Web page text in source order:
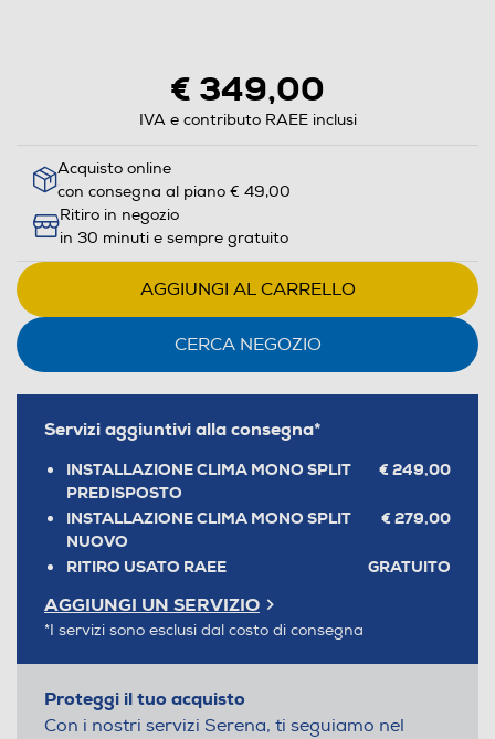
€ 349,00
IVA e contributo RAEE inclusi
Acquisto online
con consegna al piano € 49,00
Ritiro in negozio
in 30 minuti e sempre gratuito
AGGIUNGI AL CARRELLO
CERCA NEGOZIO
Servizi aggiuntivi alla consegna*
INSTALLAZIONE CLIMA MONO SPLIT
PREDISPOSTO
€ 249,00
INSTALLAZIONE CLIMA MONO SPLIT
NUOVO
€ 279,00
RITIRO USATO RAEE GRATUITO
AGGIUNGI UN SERVIZIO
*I servizi sono esclusi dal costo di consegna
Proteggi il tuo acquisto
Con i nostri servizi Serena, ti seguiamo nel